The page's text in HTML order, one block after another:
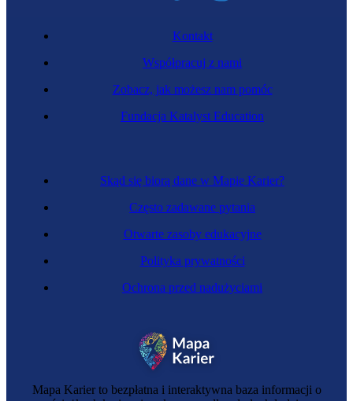
Fizyk reaktorowy
Chemik reaktorowy
Mapa Karier to bezpłatna i interaktywna baza informacji o
Skąd się biorą dane w Mapie Karier?
Często zadawane pytania
Otwarte zasoby edukacyjne
Polityka prywatności
Ochrona przed nadużyciami
Kontakt
Współpracuj z nami
Zobacz, jak możesz nam pomóc
Fundacja Katalyst Education